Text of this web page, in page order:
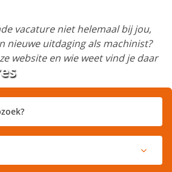
vacature niet helemaal bij jou,
nieuwe uitdaging als machinist?
website en wie weet vind je daar